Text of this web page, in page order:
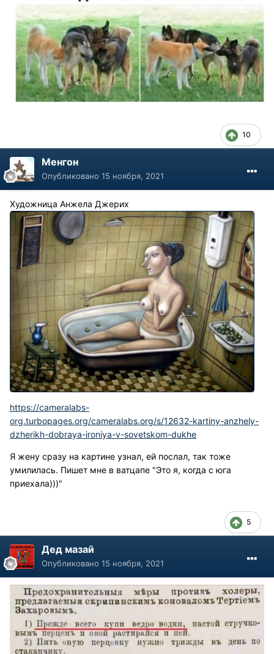
10
Менгон
Опубликовано 15 ноября, 2021
Художница Анжела Джерих
https://cameralabs-
org.turbopages.org/cameralabs.org/s/12632-kartiny-anzhely-
dzherikh-dobraya-ironiya-v-sovetskom-dukhe
Я жену сразу на картине узнал, ей послал, так тоже
умилилась. Пишет мне в ватцапе "Это я, когда с юга
приехала)))"
5
Дед мазай
Опубликовано 15 ноября, 2021